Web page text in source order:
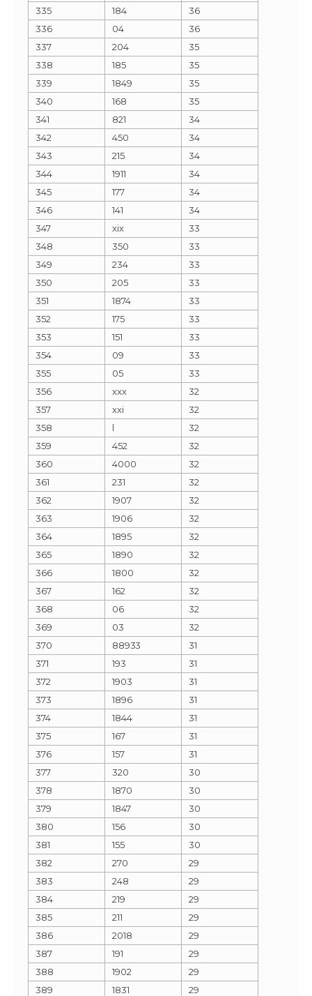
335
184
36
336
04
36
337
204
35
338
185
35
339
1849
35
340
168
35
341
821
34
342
450
34
343
215
34
344
1911
34
345
177
34
346
141
34
347
xix
33
348
350
33
349
234
33
350
205
33
351
1874
33
352
175
33
353
151
33
354
09
33
355
05
33
356
xxx
32
357
xxi
32
358
l
32
359
452
32
360
4000
32
361
231
32
362
1907
32
363
1906
32
364
1895
32
365
1890
32
366
1800
32
367
162
32
368
06
32
369
03
32
370
88933
31
371
193
31
372
1903
31
373
1896
31
374
1844
31
375
167
31
376
157
31
377
320
30
378
1870
30
379
1847
30
380
156
30
381
155
30
382
270
29
383
248
29
384
219
29
385
211
29
386
2018
29
387
191
29
388
1902
29
389
1831
29